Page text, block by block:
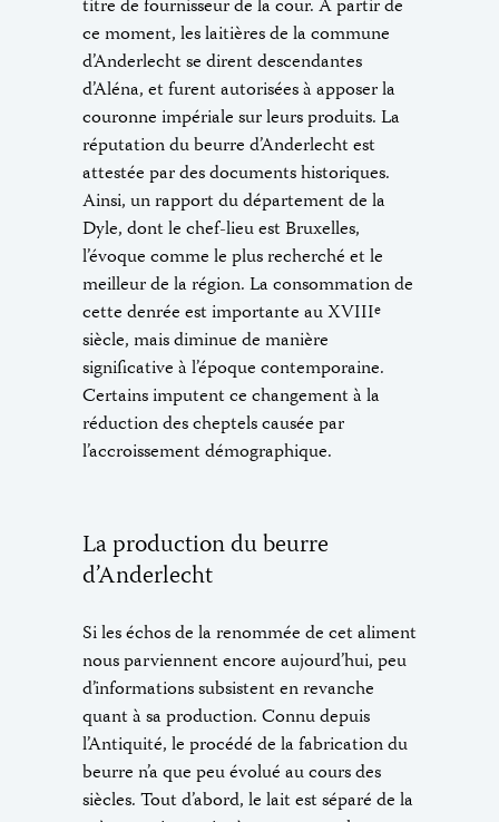
titre de fournisseur de la cour. À partir de
ce moment, les laitières de la commune
d’Anderlecht se dirent descendantes
d’Aléna, et furent autorisées à apposer la
couronne impériale sur leurs produits. La
réputation du beurre d’Anderlecht est
attestée par des documents historiques.
Ainsi, un rapport du département de la
Dyle, dont le chef-lieu est Bruxelles,
l’évoque comme le plus recherché et le
meilleur de la région. La consommation de
cette denrée est importante au XVIIIe
siècle, mais diminue de manière
significative à l’époque contemporaine.
Certains imputent ce changement à la
réduction des cheptels causée par
l’accroissement démographique.
La production du beurre
d’Anderlecht
Si les échos de la renommée de cet aliment
nous parviennent encore aujourd’hui, peu
d’informations subsistent en revanche
quant à sa production. Connu depuis
l’Antiquité, le procédé de la fabrication du
beurre n’a que peu évolué au cours des
siècles. Tout d’abord, le lait est séparé de la